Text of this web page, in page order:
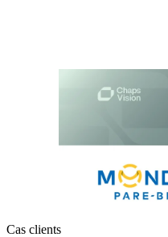
Cas clients